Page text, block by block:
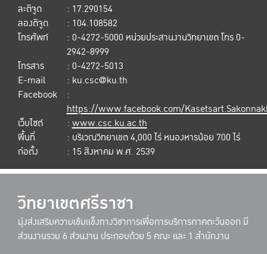
ละติจูด
: 17.290154
ลองติจูด
: 104.108582
โทรศัพท์
: 0-4272-5000 หน่วยประสานงานวิทยาเขต โทร 0-
2942-8999
โทรสาร
: 0-4272-5013
E-mail
: ku.csc@ku.th
Facebook
:
https://www.facebook.com/
เว็บไซต์
:www.csc.ku.ac.th
พื้นที่
: บริเวณวิทยาเขต 4,000 ไร่ หนองหารน้อย 700 ไร่
ก่อตั้ง
: 15 สิงหาคม พ.ศ. 2539
วิทยาเขตศรีราชา
มุ่งส่งเสริมความเข้มแข็งทางวิชาการเพื่อการบริการภาคตะวันออก มี
ส่วนงานรวม 6 ส่วนงาน ประกอบด้วย 5 คณะ และ 1 สำนักงาน